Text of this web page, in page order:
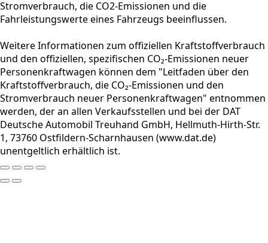
Stromverbrauch, die CO2-Emissionen und die
Fahrleistungswerte eines Fahrzeugs beeinflussen.
Weitere Informationen zum offiziellen Kraftstoffverbrauch
und den offiziellen, spezifischen CO₂-Emissionen neuer
Personenkraftwagen können dem "Leitfaden über den
Kraftstoffverbrauch, die CO₂-Emissionen und den
Stromverbrauch neuer Personenkraftwagen" entnommen
werden, der an allen Verkaufsstellen und bei der DAT
Deutsche Automobil Treuhand GmbH, Hellmuth-Hirth-Str.
1, 73760 Ostfildern-Scharnhausen (www.dat.de)
unentgeltlich erhältlich ist.